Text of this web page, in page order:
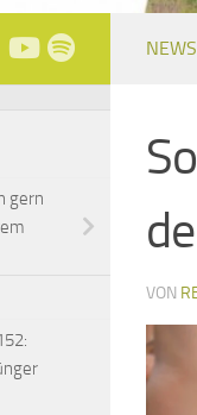
NEWS
VON
gern